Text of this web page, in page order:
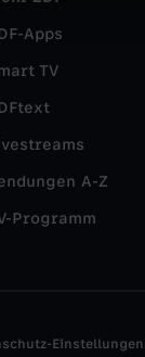
Apps
TV
A-Z
Programm
Einstellungen